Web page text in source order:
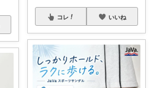
コレ いいね